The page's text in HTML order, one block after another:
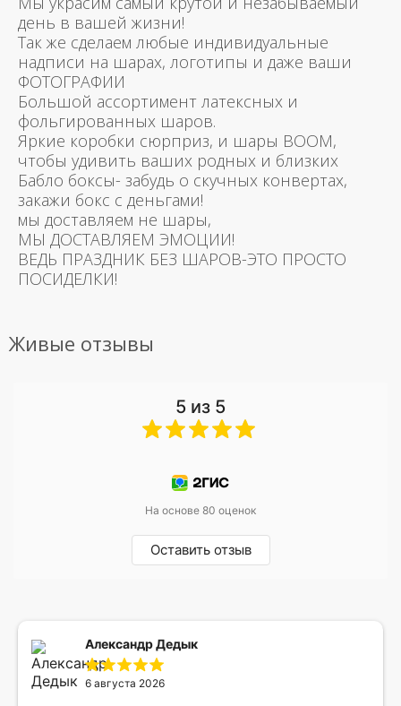
день в вашей жизни!
Так же сделаем любые индивидуальные
надписи на шарах, логотипы и даже ваши
ФОТОГРАФИИ
Большой ассортимент латексных и
фольгированных шаров.
Яркие коробки сюрприз, и шары BOOM,
чтобы удивить ваших родных и близких
Бабло боксы- забудь о скучных конвертах,
закажи бокс с деньгами!
мы доставляем не шары,
МЫ ДОСТАВЛЯЕМ ЭМОЦИИ!
ВЕДЬ ПРАЗДНИК БЕЗ ШАРОВ-ЭТО ПРОСТО
ПОСИДЕЛКИ!
Живые отзывы
5 из 5
На основе 80 оценок
Оставить отзыв
Александр Дедык
6 августа 2026